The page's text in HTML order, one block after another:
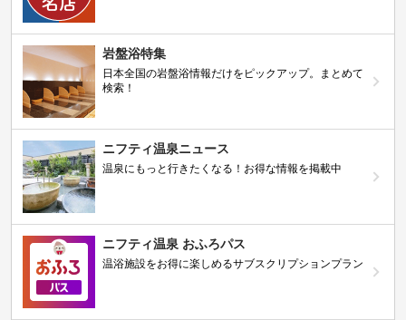
岩盤浴特集
日本全国の岩盤浴情報だけをピックアップ。まとめて
検索！
ニフティ温泉ニュース
温泉にもっと行きたくなる！お得な情報を掲載中
ニフティ温泉 おふろパス
温浴施設をお得に楽しめるサブスクリプションプラン